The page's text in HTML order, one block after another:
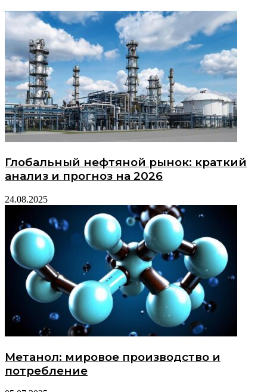
Глобальный нефтяной рынок: краткий
анализ и прогноз на 2026
24.08.2025
Метанол: мировое производство и
потребление